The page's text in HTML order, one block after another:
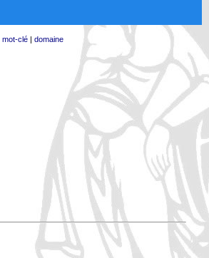
mot-clé| domaine